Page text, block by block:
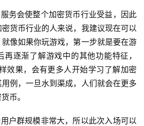
务会使整个加密货币行业受益，因此
货币行业的人来说，我建议现在可以
像如果你玩游戏，第一步就是要在游
逐渐了解游戏中的其他功能特征，
效果，会有更多人开始学习了解加密
例，一旦水到渠成，人们就会在更多
币。
户群规模非常大，所以此次入场可以